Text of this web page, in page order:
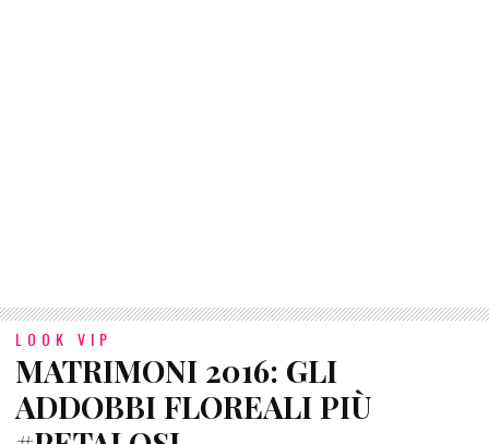
LOOK VIP
MATRIMONI 2016: GLI
ADDOBBI FLOREALI PIÙ